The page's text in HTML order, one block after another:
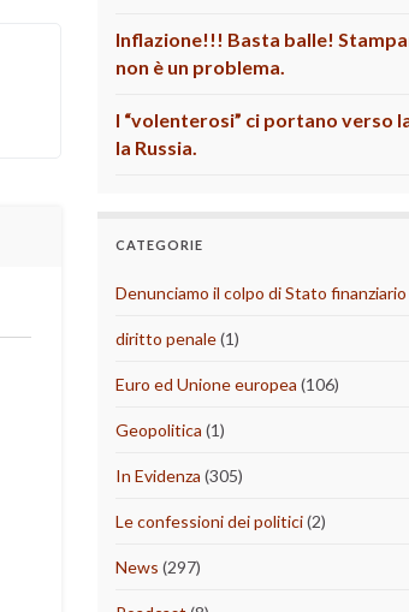
Inflazione!!! Basta balle!
non è un problema.
I “volenterosi” ci portano verso
la Russia.
CATEGORIE
Denunciamo il colpo di Stato finanziario
diritto penale(1)
Euro ed Unione europea (106)
Geopolitica (1)
In Evidenza (305)
Le confessioni dei politici(2)
News (297)